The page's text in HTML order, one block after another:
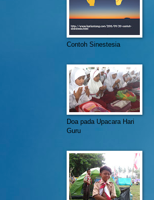
Contoh Sinestesia
Doa pada Upacara Hari
Guru